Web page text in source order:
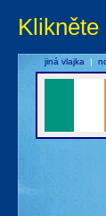
jiná vlajka |